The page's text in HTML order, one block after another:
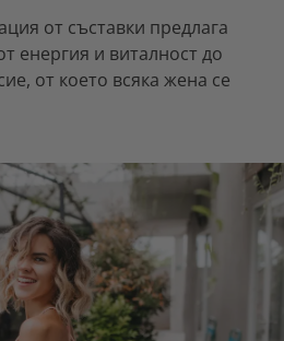
от съставки предлага
енергия и виталност до
от което всяка жена се